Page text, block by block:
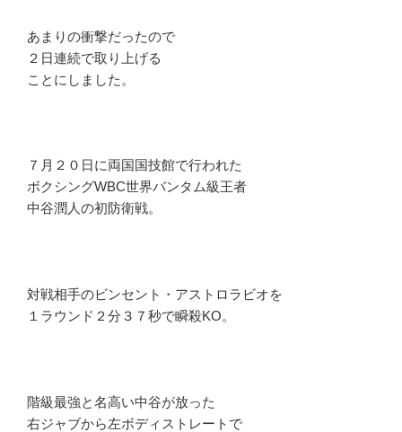
あまりの衝撃だったので
２日連続で取り上げる
ことにしました。
７月２０日に両国国技館で行われた
ボクシングWBC世界バンタム級王者
中谷潤人の初防衛戦。
対戦相手のビンセント・アストロラビオを
１ラウンド２分３７秒で瞬殺KO。
階級最強と名高い中谷が放った
右ジャブから左ボディストレートで